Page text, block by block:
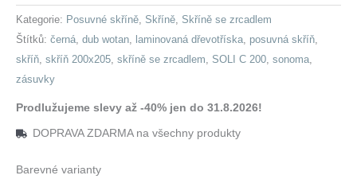
sonoma
/
dub
wotan
/
černá
množství
Kategorie: Posuvné skříně, Skříně, Skříně se zrcadlem
Štítků: černá, dub wotan, laminovaná dřevotříska, posuvná skříň,
skříň, skříň 200x205, skříně se zrcadlem, SOLI C 200, sonoma,
zásuvky
Prodlužujeme slevy až -40% jen do 31.8.2026!
DOPRAVA ZDARMA na všechny produkty
Barevné varianty